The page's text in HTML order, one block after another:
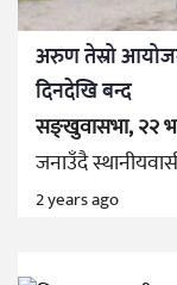
अरुण तेस्रो
दिनदेखि बन्द
सङ्खुवासभा, २२
जनाउँदै
2 years ago